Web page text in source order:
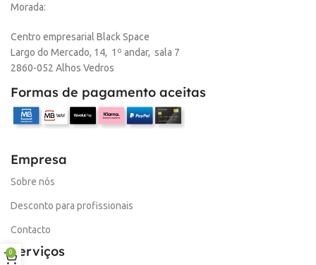
Morada:
Centro empresarial Black Space
Largo do Mercado, 14, 1º andar, sala 7
2860-052 Alhos Vedros
Formas de pagamento aceitas
Empresa
Sobre nós
Desconto para profissionais
Contacto
Serviços
0